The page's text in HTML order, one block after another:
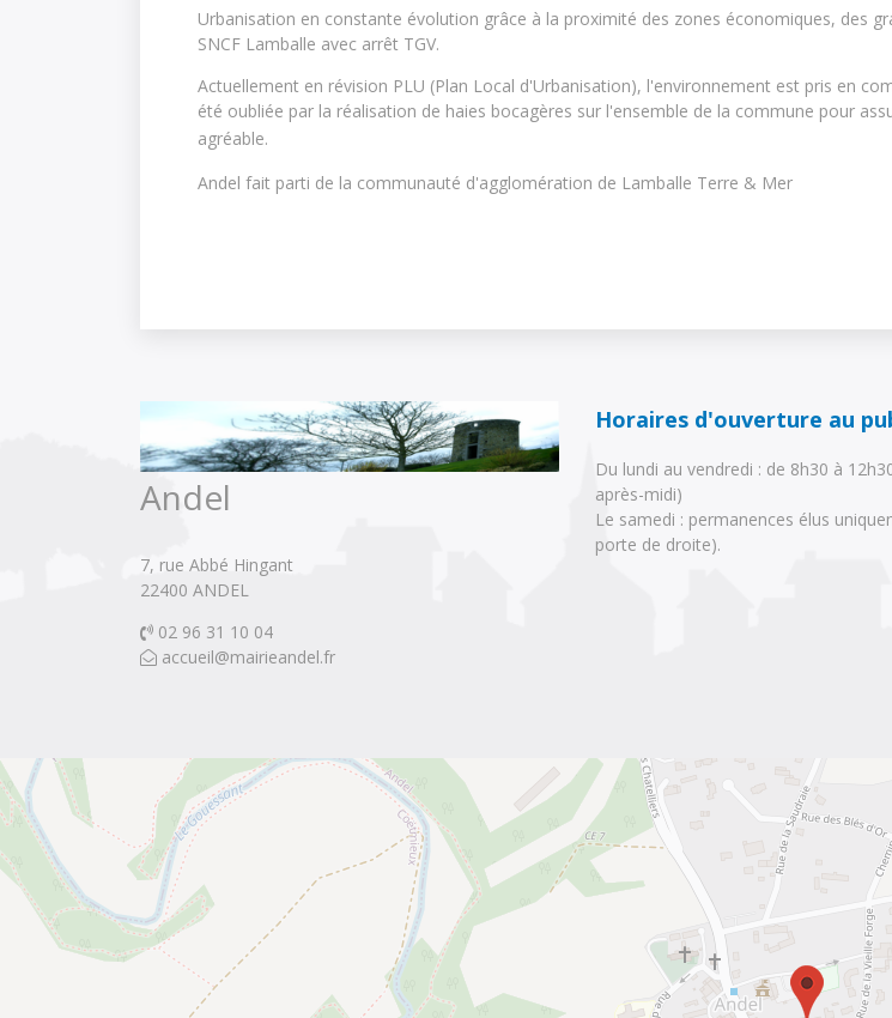
Urbanisation en constante évolution grâce à la proximité des zones économiques, des
SNCF Lamballe avec arrêt TGV.
Actuellement en révision PLU (Plan Local d'Urbanisation), l'environnement est pris en
été oubliée par la réalisation de haies bocagères sur l'ensemble de la commune pour
agréable.
Andel fait parti de la communauté d'agglomération de Lamballe Terre & Mer
Andel
7, rue Abbé Hingant
22400 ANDEL
02 96 31 10 04
accueil@mairieandel.fr
Horaires d'ouverture au
Du lundi au vendredi : de 8h30 à
après-midi)
Le samedi : permanences élus
porte de droite).